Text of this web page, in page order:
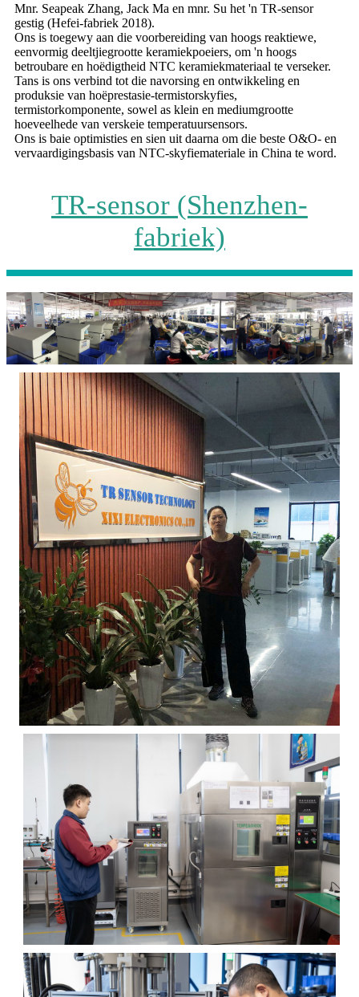
Mnr. Seapeak Zhang, Jack Ma en mnr. Su het 'n TR-sensor
gestig (Hefei-fabriek 2018).
Ons is toegewy aan die voorbereiding van hoogs reaktiewe,
eenvormig deeltjiegrootte keramiekpoeiers, om 'n hoogs
betroubare en hoëdigtheid NTC keramiekmateriaal te verseker.
Tans is ons verbind tot die navorsing en ontwikkeling en
produksie van hoëprestasie-termistorskyfies,
termistorkomponente, sowel as klein en mediumgrootte
hoeveelhede van verskeie temperatuursensors.
Ons is baie optimisties en sien uit daarna om die beste O&O- en
vervaardigingsbasis van NTC-skyfiemateriale in China te word.
TR-sensor (Shenzhen-
fabriek)